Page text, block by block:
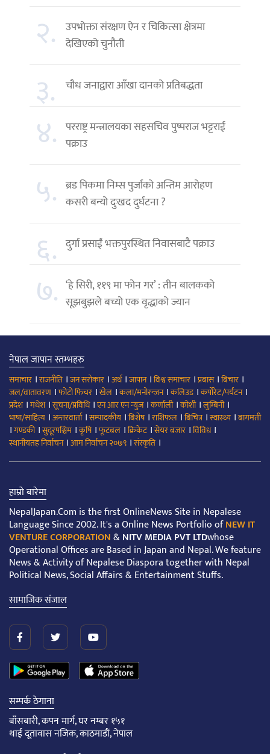
२. उपभोक्ता संरक्षण ऐन र चिकित्सा क्षेत्रमा
देखिएको चुनौती
३. चौध जनाद्वारा आँखा दानको प्रतिबद्धता
४. परराष्ट्र मन्त्रालयका सहसचिव पुष्पराज भट्टराई
पक्राउ
५. ब्रड पिकमा निम्स पुर्जाको अन्तिम आरोहण
कसरी बन्यो दुःखद दुर्घटना ?
६. दुर्गा प्रसाईं भक्तपुरस्थित निवासबाटै पक्राउ
७. ‘हे सिरी, ११९ मा फोन गर’ : तीन बालकको
सूझबुझले बच्यो एक वृद्धाको ज्यान
नेपाल जापान स्तम्भहरु
समाचार ।राजनीति ।जन सरोकार ।अर्थ।जापान।विश्व समाचार ।प्रबास।बिचार ।
जल/वातावरण ।फोटो फिचर ।खेल ।कला/मनोरन्जन।कलिउड।कर्पोरेट/पर्यटन।
प्रदेश।मधेश।सूचना/प्रविधि।एन आर एन न्युज।कर्णाली।कोशी।लुम्बिनी।
भाषा/साहित्य ।अन्तरवार्ता।सम्पादकीय ।बिशेष।राशिफल ।बिचित्र।स्वास्थ्य ।बागमती
।गण्डकी।सुदूरपश्चिम ।कृषि।फूटबल ।क्रिकेट।सेयर बजार ।विविध।
स्थानीयतह निर्वाचन।आम निर्वाचन २०७९ ।संस्कृति ।
हाम्रो बारेमा
NepalJapan.Com is the first OnlineNews Site in Nepalese
Language Since 2002. It's a Online News Portfolio ofNEW IT
VENTURE CORPORATION&NITV MEDIA PVT LTDwhose
Operational Offices are Based in Japan and Nepal. We feature
News & Activity of Nepalese Diaspora together with Nepal
Political News, Social Affairs & Entertainment Stuffs.
सामाजिक संजाल
सम्पर्क ठेगाना
बाँसबारी, कपन मार्ग, घर नम्बर १५१
थाई दूतावास नजिक, काठमाडौं, नेपाल